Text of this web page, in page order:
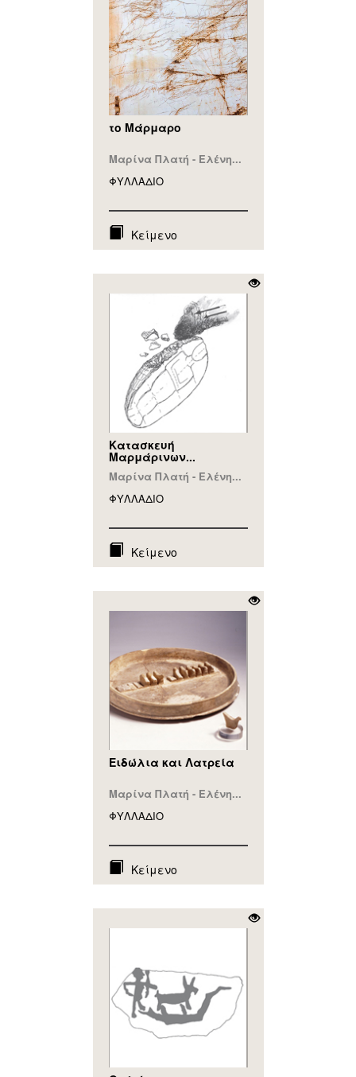
το Μάρμαρο
Μαρίνα Πλατή - Ελένη...
ΦΥΛΛAΔΙΟ
Κείμενο
Κατασκευή
Μαρμάρινων...
Μαρίνα Πλατή - Ελένη...
ΦΥΛΛAΔΙΟ
Κείμενο
Ειδώλια και Λατρεία
Μαρίνα Πλατή - Ελένη...
ΦΥΛΛAΔΙΟ
Κείμενο